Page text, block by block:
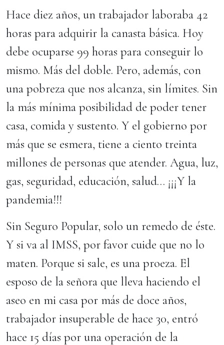
Hace diez años, un trabajador laboraba 42
horas para adquirir la canasta básica. Hoy
debe ocuparse 99 horas para conseguir lo
mismo. Más del doble. Pero, además, con
una pobreza que nos alcanza, sin límites. Sin
la más mínima posibilidad de poder tener
casa, comida y sustento. Y el gobierno por
más que se esmera, tiene a ciento treinta
millones de personas que atender. Agua, luz,
gas, seguridad, educación, salud… ¡¡¡Y la
pandemia!!!
Sin Seguro Popular, solo un remedo de éste.
Y si va al IMSS, por favor cuide que no lo
maten. Porque si sale, es una proeza. El
esposo de la señora que lleva haciendo el
aseo en mi casa por más de doce años,
trabajador insuperable de hace 30, entró
hace 15 días por una operación de la